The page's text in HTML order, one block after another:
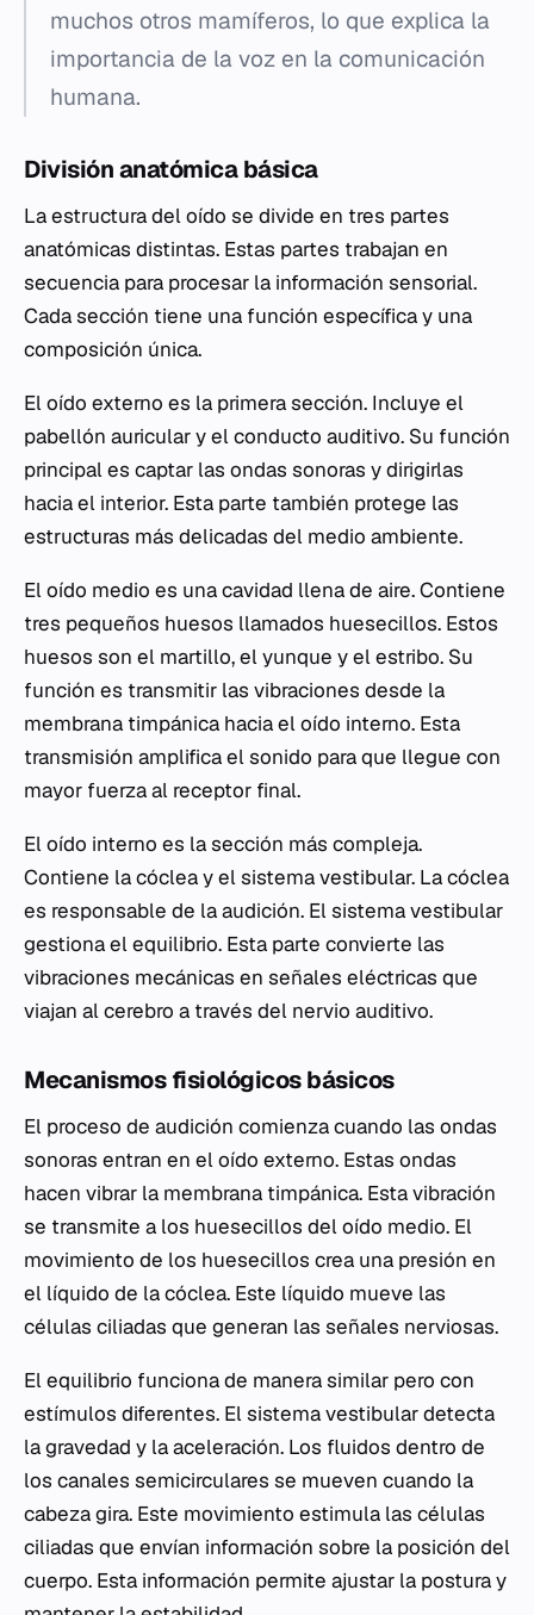
muchos otros mamíferos, lo que explica la
importancia de la voz en la comunicación
humana.
División anatómica básica
La estructura del oído se divide en tres partes
anatómicas distintas. Estas partes trabajan en
secuencia para procesar la información sensorial.
Cada sección tiene una función específica y una
composición única.
El oído externo es la primera sección. Incluye el
pabellón auricular y el conducto auditivo. Su función
principal es captar las ondas sonoras y dirigirlas
hacia el interior. Esta parte también protege las
estructuras más delicadas del medio ambiente.
El oído medio es una cavidad llena de aire. Contiene
tres pequeños huesos llamados huesecillos. Estos
huesos son el martillo, el yunque y el estribo. Su
función es transmitir las vibraciones desde la
membrana timpánica hacia el oído interno. Esta
transmisión amplifica el sonido para que llegue con
mayor fuerza al receptor final.
El oído interno es la sección más compleja.
Contiene la cóclea y el sistema vestibular. La cóclea
es responsable de la audición. El sistema vestibular
gestiona el equilibrio. Esta parte convierte las
vibraciones mecánicas en señales eléctricas que
viajan al cerebro a través del nervio auditivo.
Mecanismos fisiológicos básicos
El proceso de audición comienza cuando las ondas
sonoras entran en el oído externo. Estas ondas
hacen vibrar la membrana timpánica. Esta vibración
se transmite a los huesecillos del oído medio. El
movimiento de los huesecillos crea una presión en
el líquido de la cóclea. Este líquido mueve las
células ciliadas que generan las señales nerviosas.
El equilibrio funciona de manera similar pero con
estímulos diferentes. El sistema vestibular detecta
la gravedad y la aceleración. Los fluidos dentro de
los canales semicirculares se mueven cuando la
cabeza gira. Este movimiento estimula las células
ciliadas que envían información sobre la posición del
cuerpo. Esta información permite ajustar la postura y